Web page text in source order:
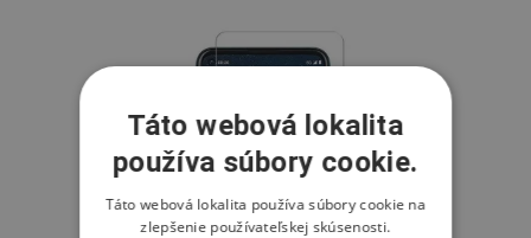
Táto webová lokalita
používa súbory cookie.
Táto webová lokalita používa súbory cookie na
zlepšenie používateľskej skúsenosti.